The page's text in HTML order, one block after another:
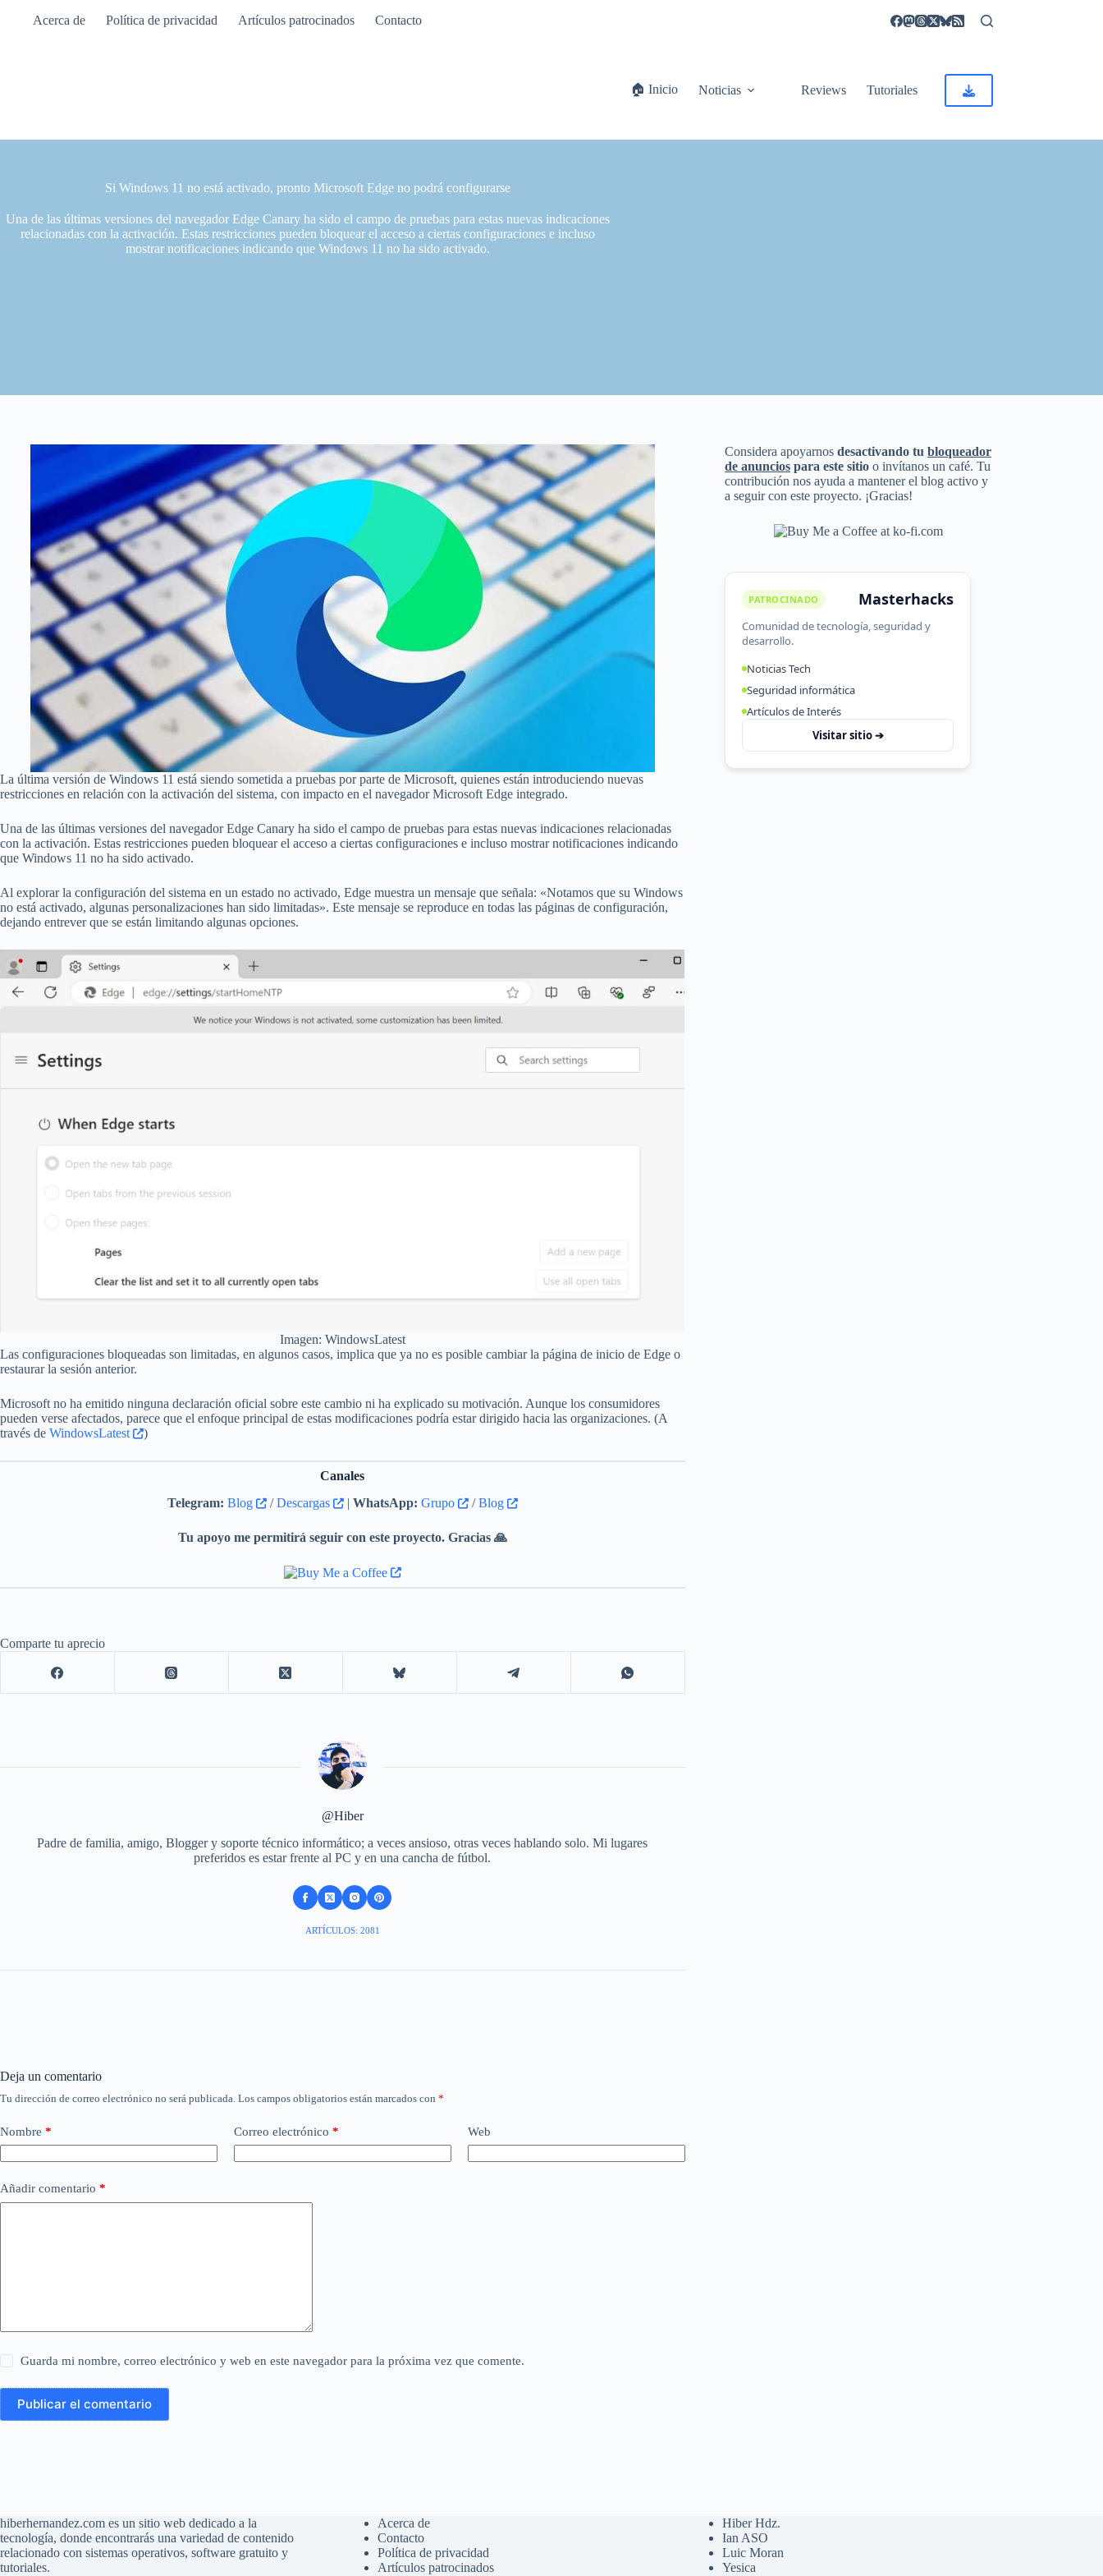
Acerca de Política de privacidad Artículos patrocinados Contacto
🏠 Inicio Noticias Reviews Tutoriales
Si Windows 11 no está activado, pronto Microsoft Edge no podrá configurarse
Una de las últimas versiones del navegador Edge Canary ha sido el campo de pruebas para estas nuevas indicaciones
relacionadas con la activación. Estas restricciones pueden bloquear el acceso a ciertas configuraciones e incluso
mostrar notificaciones indicando que Windows 11 no ha sido activado.
La última versión de Windows 11 está siendo sometida a pruebas por parte de Microsoft, quienes están introduciendo nuevas
restricciones en relación con la activación del sistema, con impacto en el navegador Microsoft Edge integrado.
Una de las últimas versiones del navegador Edge Canary ha sido el campo de pruebas para estas nuevas indicaciones relacionadas
con la activación. Estas restricciones pueden bloquear el acceso a ciertas configuraciones e incluso mostrar notificaciones indicando
que Windows 11 no ha sido activado.
Al explorar la configuración del sistema en un estado no activado, Edge muestra un mensaje que señala: «Notamos que su Windows
no está activado, algunas personalizaciones han sido limitadas». Este mensaje se reproduce en todas las páginas de configuración,
dejando entrever que se están limitando algunas opciones.
Imagen: WindowsLatest
Las configuraciones bloqueadas son limitadas, en algunos casos, implica que ya no es posible cambiar la página de inicio de Edge o
restaurar la sesión anterior.
Microsoft no ha emitido ninguna declaración oficial sobre este cambio ni ha explicado su motivación. Aunque los consumidores
pueden verse afectados, parece que el enfoque principal de estas modificaciones podría estar dirigido hacia las organizaciones. (A
través de WindowsLatest )
Canales
Telegram: Blog /Descargas | WhatsApp: Grupo /Blog
Tu apoyo me permitirá seguir con este proyecto. Gracias 🙏
Comparte tu aprecio
@Hiber
Padre de familia, amigo, Blogger y soporte técnico informático; a veces ansioso, otras veces hablando solo. Mi lugares
preferidos es estar frente al PC y en una cancha de fútbol.
ARTÍCULOS: 2081
Considera apoyarnosdesactivando tubloqueador
de anuncios para este sitio o invítanos un café. Tu
contribución nos ayuda a mantener el blog activo y
a seguir con este proyecto. ¡Gracias!
PATROCINADO Masterhacks
Comunidad de tecnología, seguridad y
desarrollo.
Noticias Tech
Seguridad informática
Artículos de Interés
Visitar sitio ➔
Deja un comentario
Tu dirección de correo electrónico no será publicada. Los campos obligatorios están marcados con *
Nombre * Correo electrónico * Web
Añadir comentario *
Guarda mi nombre, correo electrónico y web en este navegador para la próxima vez que comente.
Publicar el comentario
hiberhernandez.com es un sitio web dedicado a la
tecnología, donde encontrarás una variedad de contenido
relacionado con sistemas operativos, software gratuito y
tutoriales.
Acerca de
Contacto
Política de privacidad
Artículos patrocinados
Hiber Hdz.
Ian ASO
Luic Moran
Yesica